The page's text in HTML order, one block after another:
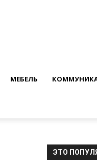
МЕБЕЛЬ
ЭТО